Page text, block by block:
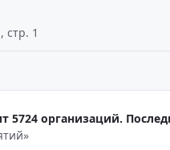
стр. 1
5724 организаций.